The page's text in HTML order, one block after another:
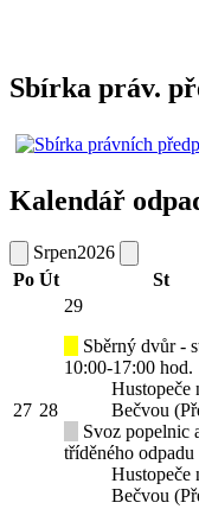
Sbírka práv.
Kalendář
Srpen2026
Po Út St
27 28
29
Sběrný dvůr -
10:00-17:00 hod.
Hustopeče
Bečvou
Svoz popelnic
tříděného odpadu
Hustopeče
Bečvou